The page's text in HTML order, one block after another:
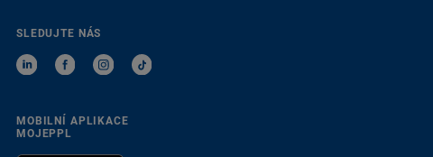
SLEDUJTE NÁS
MOBILNÍ APLIKACE
MOJEPPL